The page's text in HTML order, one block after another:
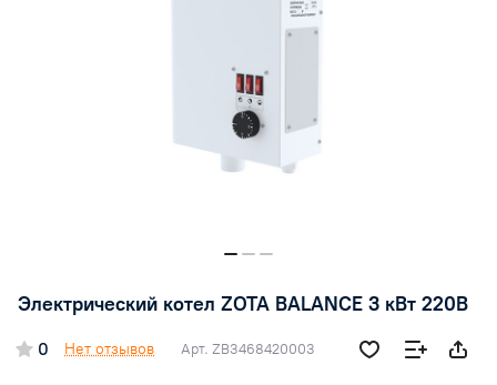
Электрический котел ZOTA BALANCE 3 кВт 220В
0 Нет отзывов Арт. ZB3468420003